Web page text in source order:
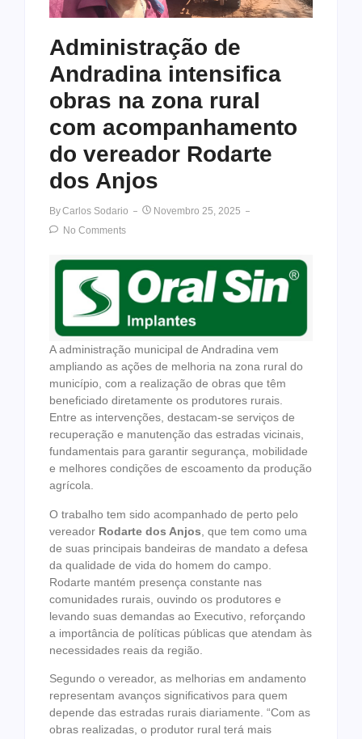
Administração de
Andradina intensifica
obras na zona rural
com acompanhamento
do vereador Rodarte
dos Anjos
ByCarlos Sodario
Novembro 25, 2025
No Comments
A administração municipal de Andradina vem
ampliando as ações de melhoria na zona rural do
município, com a realização de obras que têm
beneficiado diretamente os produtores rurais.
Entre as intervenções, destacam-se serviços de
recuperação e manutenção das estradas vicinais,
fundamentais para garantir segurança, mobilidade
e melhores condições de escoamento da produção
agrícola.
O trabalho tem sido acompanhado de perto pelo
vereador Rodarte dos Anjos , que tem como uma
de suas principais bandeiras de mandato a defesa
da qualidade de vida do homem do campo.
Rodarte mantém presença constante nas
comunidades rurais, ouvindo os produtores e
levando suas demandas ao Executivo, reforçando
a importância de políticas públicas que atendam às
necessidades reais da região.
Segundo o vereador, as melhorias em andamento
representam avanços significativos para quem
depende das estradas rurais diariamente. “Com as
obras realizadas, o produtor rural terá mais